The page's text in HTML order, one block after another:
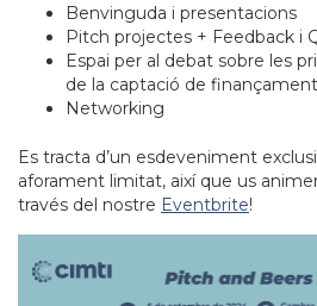
Benvinguda i presentacions
Pitch projectes + Feedback i
Espai per al debat sobre les
de la captació de
Networking
Es tracta d’un esdeveniment
aforament limitat, així que us
través del nostre Eventbrite!